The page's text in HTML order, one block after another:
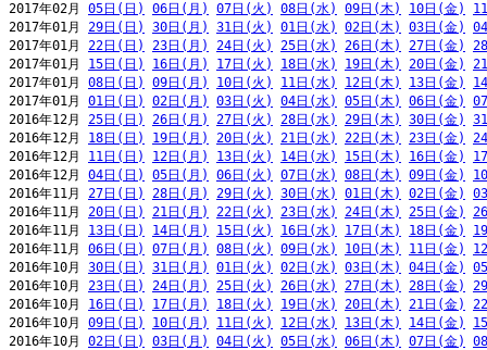
2017年02月 05日(日) 06日(月) 07日(火) 08日(水) 09日(木) 10日(金)
2017年01月 29日(日) 30日(月) 31日(火) 01日(水) 02日(木) 03日(金)
2017年01月 22日(日) 23日(月) 24日(火) 25日(水) 26日(木) 27日(金)
2017年01月 15日(日) 16日(月) 17日(火) 18日(水) 19日(木) 20日(金)
2017年01月 08日(日) 09日(月) 10日(火) 11日(水) 12日(木) 13日(金)
2017年01月 01日(日) 02日(月) 03日(火) 04日(水) 05日(木) 06日(金)
2016年12月 25日(日) 26日(月) 27日(火) 28日(水) 29日(木) 30日(金)
2016年12月 18日(日) 19日(月) 20日(火) 21日(水) 22日(木) 23日(金)
2016年12月 11日(日) 12日(月) 13日(火) 14日(水) 15日(木) 16日(金)
2016年12月 04日(日) 05日(月) 06日(火) 07日(水) 08日(木) 09日(金)
2016年11月 27日(日) 28日(月) 29日(火) 30日(水) 01日(木) 02日(金)
2016年11月 20日(日) 21日(月) 22日(火) 23日(水) 24日(木) 25日(金)
2016年11月 13日(日) 14日(月) 15日(火) 16日(水) 17日(木) 18日(金)
2016年11月 06日(日) 07日(月) 08日(火) 09日(水) 10日(木) 11日(金)
2016年10月 30日(日) 31日(月) 01日(火) 02日(水) 03日(木) 04日(金)
2016年10月 23日(日) 24日(月) 25日(火) 26日(水) 27日(木) 28日(金)
2016年10月 16日(日) 17日(月) 18日(火) 19日(水) 20日(木) 21日(金)
2016年10月 09日(日) 10日(月) 11日(火) 12日(水) 13日(木) 14日(金)
2016年10月 02日(日) 03日(月) 04日(火) 05日(水) 06日(木) 07日(金)